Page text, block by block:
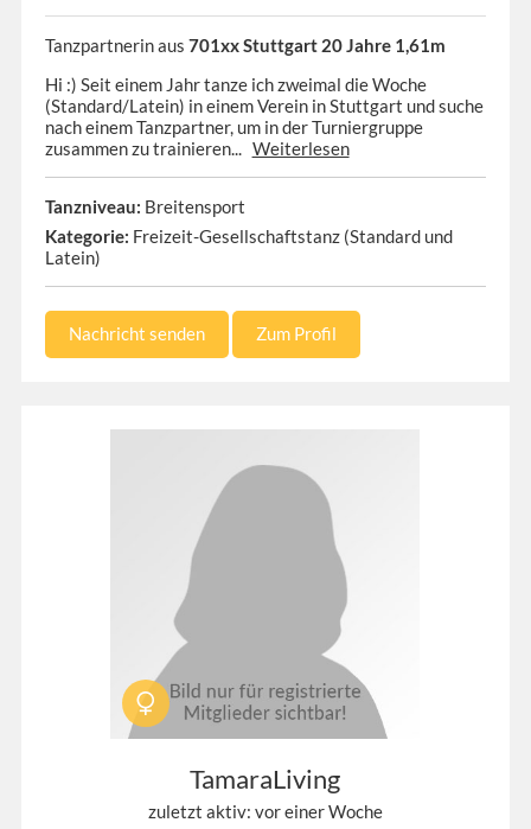
Tanzpartnerin aus 701xx Stuttgart 20 Jahre 1,61m
Hi :) Seit einem Jahr tanze ich zweimal die Woche
(Standard/Latein) in einem Verein in Stuttgart und suche
nach einem Tanzpartner, um in der Turniergruppe
zusammen zu trainieren... Weiterlesen
Tanzniveau: Breitensport
Kategorie: Freizeit-Gesellschaftstanz (Standard und
Latein)
Nachricht senden Zum Profil
TamaraLiving
zuletzt aktiv: vor einer Woche